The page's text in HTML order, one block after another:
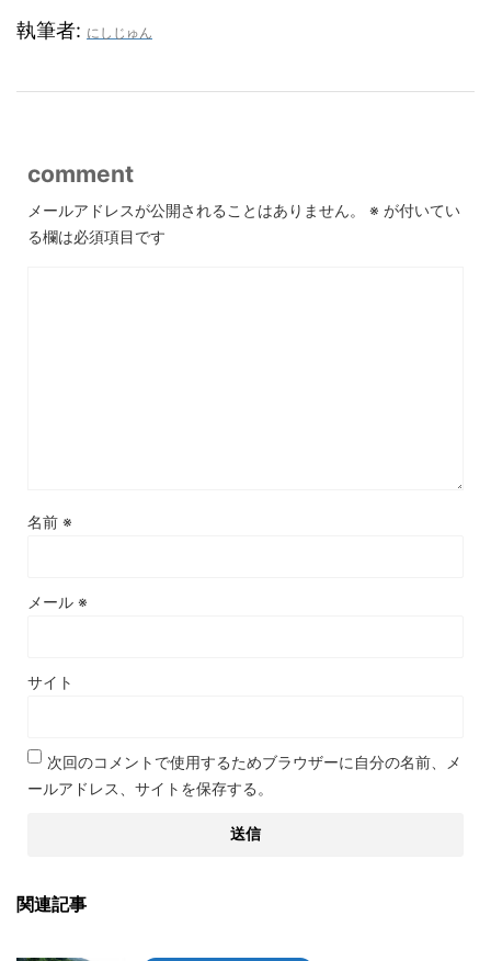
執筆者: にしじゅん
comment
メールアドレスが公開されることはありません。 ※ が付いてい
る欄は必須項目です
名前 ※
メール ※
サイト
次回のコメントで使用するためブラウザーに自分の名前、メ
ールアドレス、サイトを保存する。
関連記事